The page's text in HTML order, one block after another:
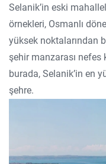
Selanik’in eski
örnekleri, Osmanlı
yüksek noktalarından
şehir manzarası
burada, Selanik’in en
şehre.